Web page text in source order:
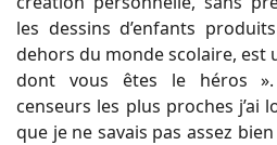
les dessins d’enfants
dehors du monde scolaire, est
dont vous êtes le héros
censeurs les plus proches j’ai
que je ne savais pas assez